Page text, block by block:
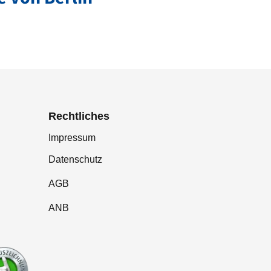
Rechtliches
Impressum
Datenschutz
AGB
ANB